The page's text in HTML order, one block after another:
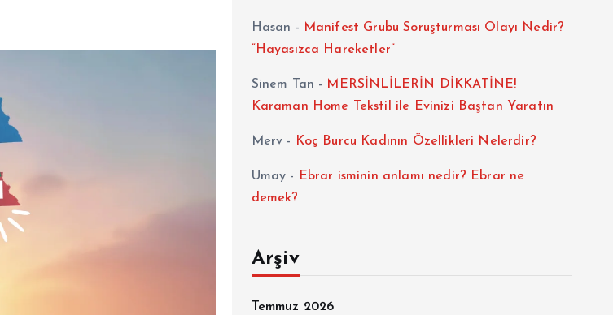
Hasan - Manifest Grubu Soruşturması Olayı Nedir?
“Hayasızca Hareketler”
Sinem Tan - MERSİNLİLERİN DİKKATİNE!
Karaman Home Tekstil ile Evinizi Baştan Yaratın
Merv - Koç Burcu Kadının Özellikleri Nelerdir?
Umay -
Ebrar isminin anlamı nedir? Ebrar ne
demek?
Arşiv
Temmuz 2026